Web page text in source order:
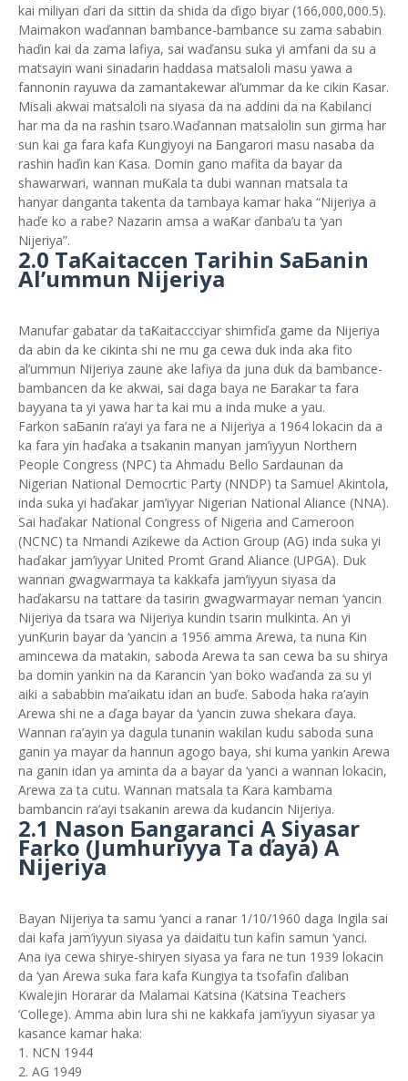
kai miliyan ďari da sittin da shida da ďigo biyar (166,000,000.5).
Maimakon waďannan bambance-bambance su zama sababin
haďin kai da zama lafiya, sai waďansu suka yi amfani da su a
matsayin wani sinadarin haddasa matsaloli masu yawa a
fannonin rayuwa da zamantakewar al’ummar da ke cikin Ƙasar.
Misali akwai matsaloli na siyasa da na addini da na Ƙabilanci
har ma da na rashin tsaro.Waďannan matsalolin sun girma har
sun kai ga fara kafa Ƙungiyoyi na Ƃangarori masu nasaba da
rashin haďin kan Ƙasa. Domin gano mafita da bayar da
shawarwari, wannan muƘala ta dubi wannan matsala ta
hanyar danganta takenta da tambaya kamar haka “Nijeriya a
haďe ko a rabe? Nazarin amsa a waƘar ďanba’u ta ‘yan
Nijeriya”.
2.0 TaƘaitaccen Tarihin SaƂanin
Al’ummun Nijeriya
Manufar gabatar da taƘaitaccciyar shimfiďa game da Nijeriya
da abin da ke cikinta shi ne mu ga cewa duk inda aka fito
al’ummun Nijeriya zaune ake lafiya da juna duk da bambance-
bambancen da ke akwai, sai daga baya ne Ƃarakar ta fara
bayyana ta yi yawa har ta kai mu a inda muke a yau.
Farkon saƂanin ra’ayi ya fara ne a Nijeriya a 1964 lokacin da a
ka fara yin haďaka a tsakanin manyan jam’iyyun Northern
People Congress (NPC) ta Ahmadu Bello Sardaunan da
Nigerian National Democrtic Party (NNDP) ta Samuel Akintola,
inda suka yi haďakar jam’iyyar Nigerian National Aliance (NNA).
Sai haďakar National Congress of Nigeria and Cameroon
(NCNC) ta Nmandi Azikewe da Action Group (AG) inda suka yi
haďakar jam’iyyar United Promt Grand Aliance (UPGA). Duk
wannan gwagwarmaya ta kakkafa jam’iyyun siyasa da
haďakarsu na tattare da tasirin gwagwarmayar neman ‘yancin
Nijeriya da tsara wa Nijeriya kundin tsarin mulkinta. An yi
yunƘurin bayar da ‘yancin a 1956 amma Arewa, ta nuna Ƙin
amincewa da matakin, saboda Arewa ta san cewa ba su shirya
ba domin yankin na da Ƙarancin ‘yan boko waďanda za su yi
aiki a sababbin ma’aikatu idan an buďe. Saboda haka ra’ayin
Arewa shi ne a ďaga bayar da ‘yancin zuwa shekara ďaya.
Wannan ra’ayin ya dagula tunanin wakilan kudu saboda suna
ganin ya mayar da hannun agogo baya, shi kuma yankin Arewa
na ganin idan ya aminta da a bayar da ‘yanci a wannan lokacin,
Arewa za ta cutu. Wannan matsala ta Ƙara kambama
bambancin ra’ayi tsakanin arewa da kudancin Nijeriya.
2.1 Nason Ƃangaranci A Siyasar
Farko (Jumhuriyya Ta ďaya) A
Nijeriya
Bayan Nijeriya ta samu ‘yanci a ranar 1/10/1960 daga Ingila sai
dai kafa jam’iyyun siyasa ya daidaitu tun kafin samun ‘yanci.
Ana iya cewa shirye-shiryen siyasa ya fara ne tun 1939 lokacin
da ‘yan Arewa suka fara kafa Ƙungiya ta tsofafin ďaliban
Kwalejin Horarar da Malamai Katsina (Katsina Teachers
‘College). Amma abin lura shi ne kakkafa jam’iyyun siyasar ya
kasance kamar haka:
1. NCN 1944
2. AG 1949